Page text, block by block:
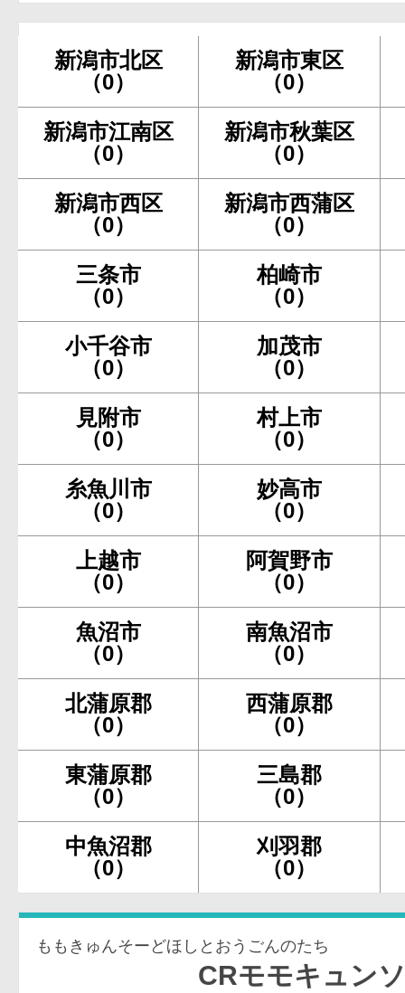
新潟市北区
（0）
新潟市東区
（0）
新潟市江南区
（0）
新潟市秋葉区
（0）
新潟市西区
（0）
新潟市西蒲区
（0）
三条市
（0）
柏崎市
（0）
小千谷市
（0）
加茂市
（0）
見附市
（0）
村上市
（0）
糸魚川市
（0）
妙高市
（0）
上越市
（0）
阿賀野市
（0）
魚沼市
（0）
南魚沼市
（0）
北蒲原郡
（0）
西蒲原郡
（0）
東蒲原郡
（0）
三島郡
（0）
中魚沼郡
（0）
刈羽郡
（0）
ももきゅんそーどほしとおうごんのたち
CRモモキュンソード